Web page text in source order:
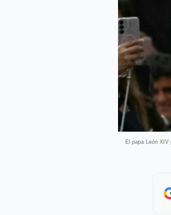
El papa León